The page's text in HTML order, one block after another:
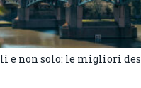
e non solo: le migliori